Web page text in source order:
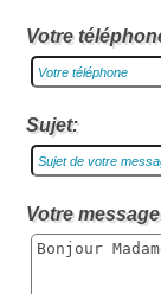
Votre
Sujet:
Votre